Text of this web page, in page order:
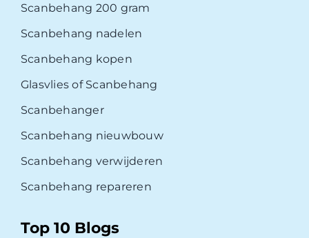
Scanbehang 200 gram
Scanbehang nadelen
Scanbehang kopen
Glasvlies of Scanbehang
Scanbehanger
Scanbehang nieuwbouw
Scanbehang verwijderen
Scanbehang repareren
Top 10 Blogs